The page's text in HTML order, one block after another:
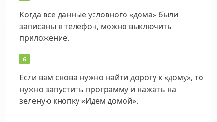
Когда все данные условного «дома» были
записаны в телефон, можно выключить
приложение.
Если вам снова нужно найти дорогу к «дому», то
нужно запустить программу и нажать на
зеленую кнопку «Идем домой».